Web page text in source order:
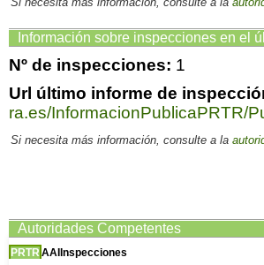
Información sobre inspecciones en el
Nº de inspecciones: 1
Url último informe de
ra.es/InformacionPublicaPRTR/
Si necesita más información, consulte a la
Autoridades Competentes
PRTR AAI Inspecciones